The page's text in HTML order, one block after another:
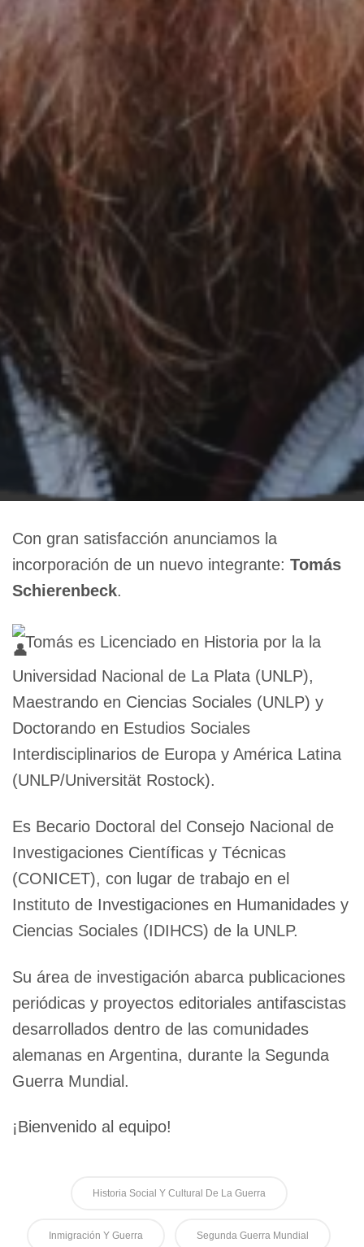
Con gran satisfacción anunciamos la
incorporación de un nuevo integrante:Tomás
Schierenbeck.
Tomás es Licenciado en Historia por la la
Universidad Nacional de La Plata (UNLP),
Maestrando en Ciencias Sociales (UNLP) y
Doctorando en Estudios Sociales
Interdisciplinarios de Europa y América Latina
(UNLP/Universität Rostock).
Es Becario Doctoral del Consejo Nacional de
Investigaciones Científicas y Técnicas
(CONICET), con lugar de trabajo en el
Instituto de Investigaciones en Humanidades y
Ciencias Sociales (IDIHCS) de la UNLP.
Su área de investigación abarca publicaciones
periódicas y proyectos editoriales antifascistas
desarrollados dentro de las comunidades
alemanas en Argentina, durante la Segunda
Guerra Mundial.
¡Bienvenido al equipo!
Historia Social Y Cultural De La Guerra
Inmigración Y Guerra Segunda Guerra Mundial